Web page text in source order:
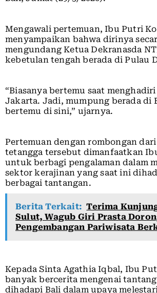
Mengawali pertemuan, Ibu Putri
menyampaikan bahwa dirinya
mengundang Ketua Dekranasda
kebetulan tengah berada di Pulau
“Biasanya bertemu saat
Jakarta. Jadi, mumpung berada di
bertemu di sini,” ujarnya.
Pertemuan dengan rombongan
tetangga tersebut dimanfaatkan
untuk berbagi pengalaman dalam
sektor kerajinan yang saat ini
berbagai tantangan.
Berita Terkait: Terima
Sulut, Wagub Giri Prasta
Pengembangan Pariwisata
Kepada Sinta Agathia Iqbal, Ibu
banyak bercerita mengenai
dihadapi Bali dalam upaya